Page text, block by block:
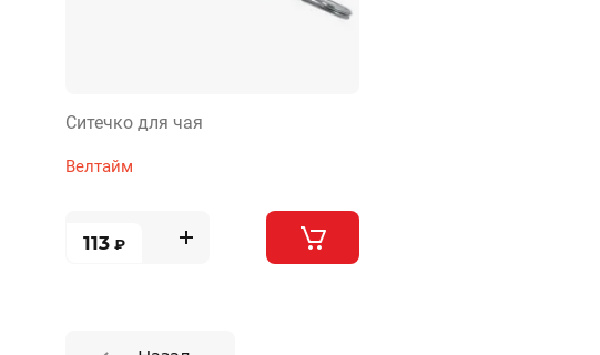
Ситечко для чая
Велтайм
113 ₽